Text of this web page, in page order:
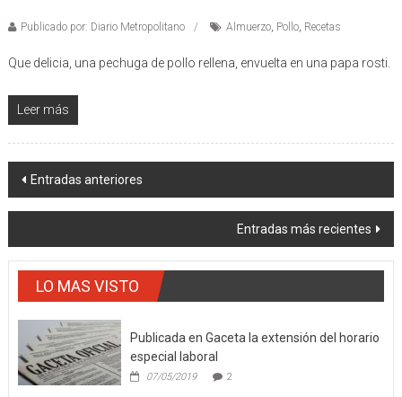
Publicado por: Diario Metropolitano Almuerzo, Pollo, Recetas
Que delicia, una pechuga de pollo rellena, envuelta en una papa rosti.
Leer más
Navegación
de
entradas
Entradas anteriores
Entradas más recientes
LO MAS VISTO
Publicada en Gaceta la extensión del horario
especial laboral
07/05/2019 2